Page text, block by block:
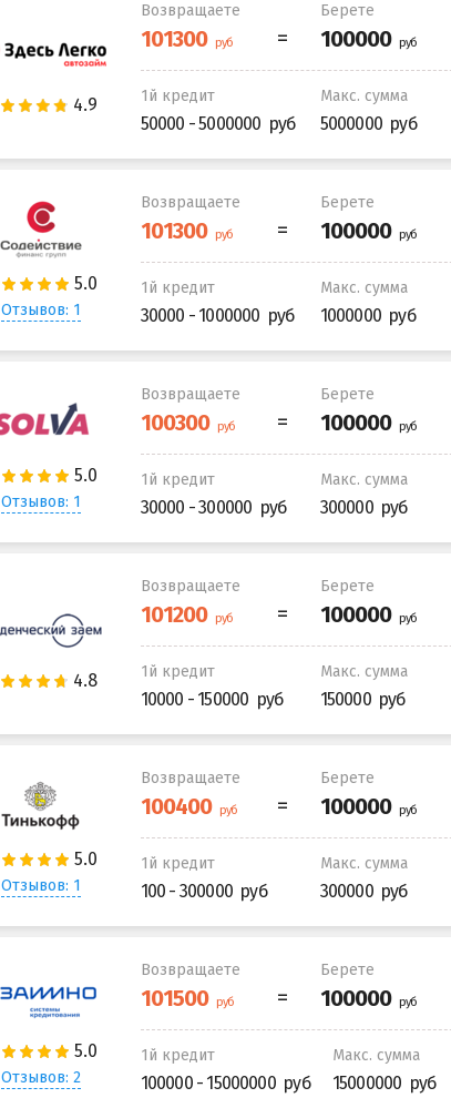
Возвращаете Берете
1й кредит
50000 - 5000000
Макс. сумма
5000000
Отзывов: 1
Возвращаете Берете
1й кредит
30000 - 1000000
Макс. сумма
1000000
Отзывов: 1
Возвращаете Берете
1й кредит
30000 - 300000
Макс. сумма
300000
Возвращаете Берете
1й кредит
10000 - 150000
Макс. сумма
150000
Отзывов: 1
Возвращаете Берете
1й кредит
100 - 300000
Макс. сумма
300000
Отзывов: 2
Возвращаете Берете
1й кредит
100000 - 15000000
Макс. сумма
15000000